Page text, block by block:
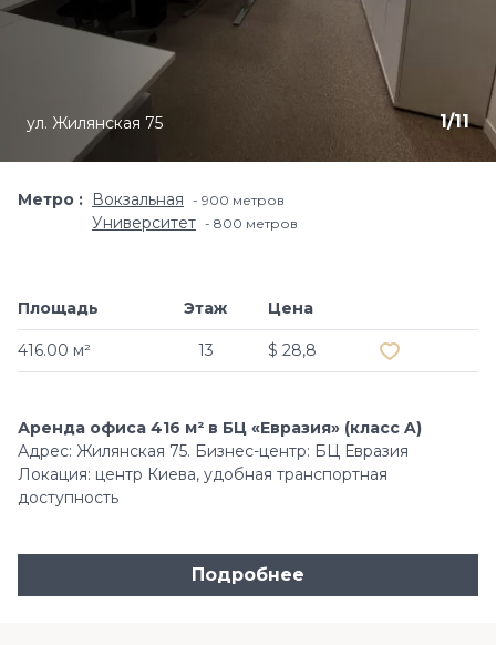
1/11
ул. Жилянская 75
Метро Вокзальная 900 метров
Университет 800 метров
Площадь
416.00 м²
Этаж
13
Цена
$ 28,8
Аренда офиса 416 м² в БЦ «Евразия» (класс A)
Адрес: Жилянская 75. Бизнес-центр: БЦ Евразия
Локация: центр Киева, удобная транспортная
доступность
Подробнее